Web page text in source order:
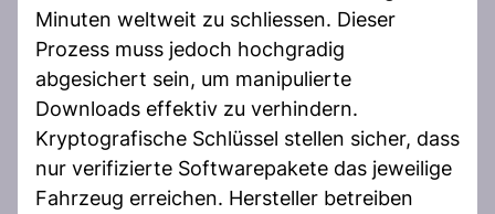
Minuten weltweit zu schliessen. Dieser
Prozess muss jedoch hochgradig
abgesichert sein, um manipulierte
Downloads effektiv zu verhindern.
Kryptografische Schlüssel stellen sicher, dass
nur verifizierte Softwarepakete das jeweilige
Fahrzeug erreichen. Hersteller betreiben